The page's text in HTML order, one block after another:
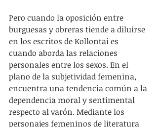
Pero cuando la oposición entre
burguesas y obreras tiende a diluirse
en los escritos de Kollontai es
cuando aborda las relaciones
personales entre los sexos. En el
plano de la subjetividad femenina,
encuentra una tendencia común a la
dependencia moral y sentimental
respecto al varón. Mediante los
personajes femeninos de literatura